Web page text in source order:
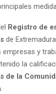
Registro de
de
empresas y
la
de la